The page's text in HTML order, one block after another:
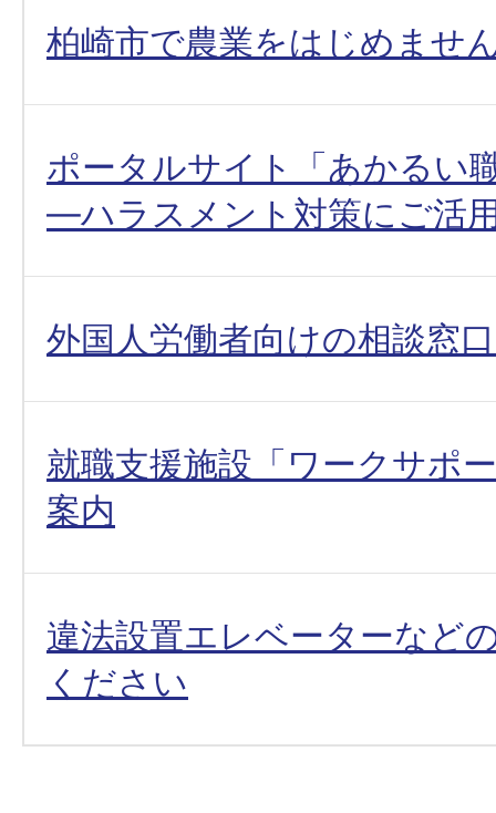
柏崎市で農業をはじめませ
ポータルサイト「あかるい
―ハラスメント対策にご活
外国人労働者向けの相談窓
就職支援施設「ワークサポ
案内
違法設置エレベーターなど
ください